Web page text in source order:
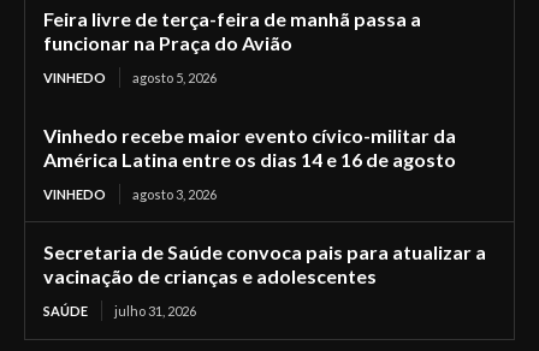
Feira livre de terça-feira de manhã passa a
funcionar na Praça do Avião
VINHEDO agosto 5, 2026
Vinhedo recebe maior evento cívico-militar da
América Latina entre os dias 14 e 16 de agosto
VINHEDO agosto 3, 2026
Secretaria de Saúde convoca pais para atualizar a
vacinação de crianças e adolescentes
SAÚDE julho 31, 2026